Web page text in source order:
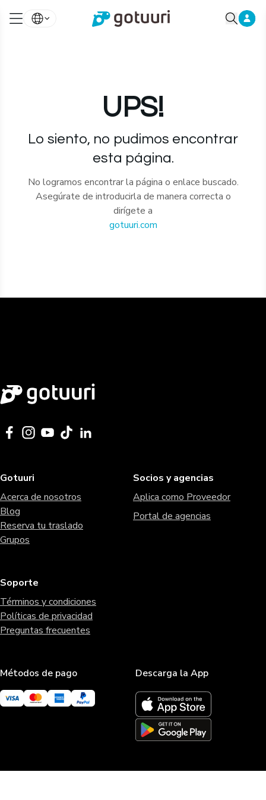
UPS!
Lo siento, no pudimos encontrar
esta página.
No logramos encontrar la página o enlace buscado.
Asegúrate de introducirla de manera correcta o
dirígete a
gotuuri.com
Gotuuri
Acerca de nosotros
Blog
Reserva tu traslado
Grupos
Socios y agencias
Aplica como Proveedor
Portal de agencias
Soporte
Términos y condiciones
Políticas de privacidad
Preguntas frecuentes
Métodos de pago Descarga la App